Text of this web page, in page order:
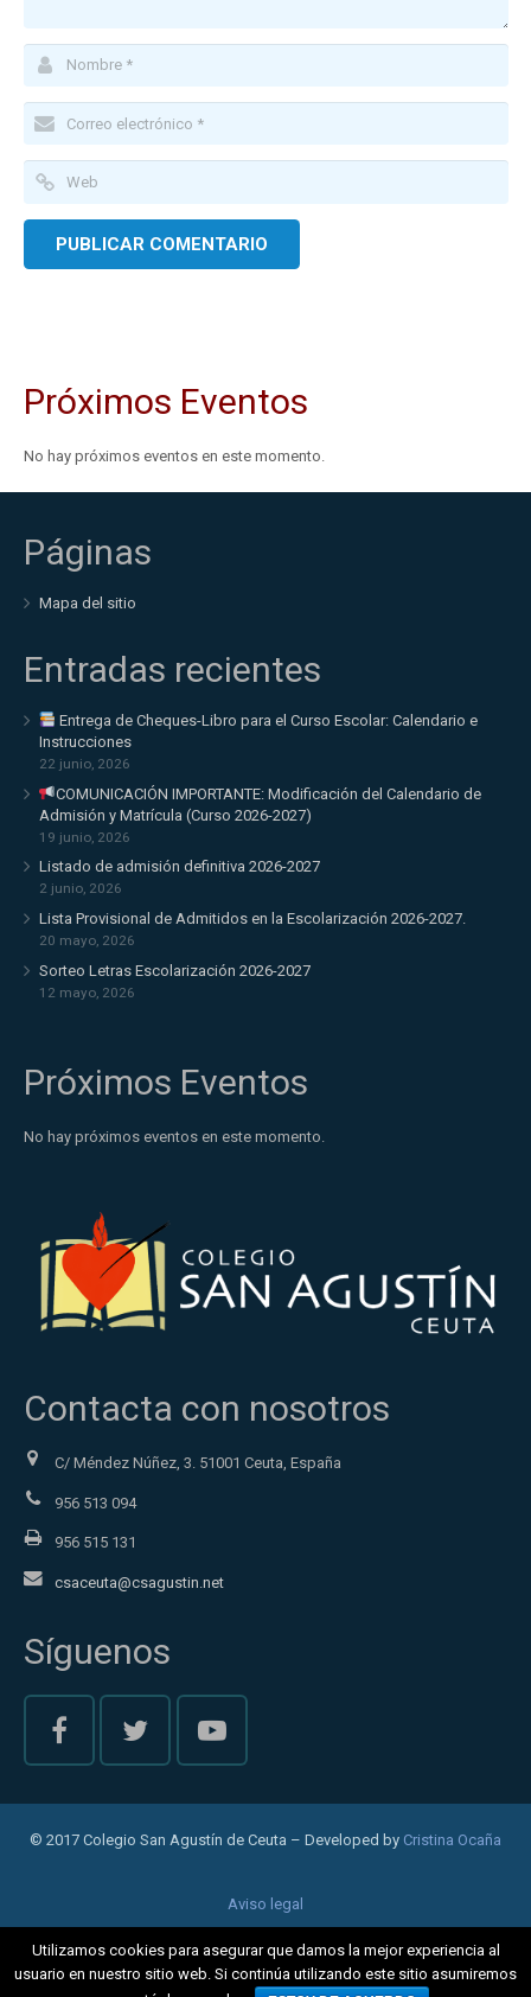
Próximos Eventos
No hay próximos eventos en este momento.
Páginas
Mapa del sitio
Entradas recientes
Entrega de Cheques-Libro para el Curso Escolar: Calendario e
Instrucciones
22 junio, 2026
COMUNICACIÓN IMPORTANTE: Modificación del Calendario de
Admisión y Matrícula (Curso 2026-2027)
19 junio, 2026
Listado de admisión definitiva 2026-2027
2 junio, 2026
Lista Provisional de Admitidos en la Escolarización 2026-2027.
20 mayo, 2026
Sorteo Letras Escolarización 2026-2027
12 mayo, 2026
Próximos Eventos
No hay próximos eventos en este momento.
Contacta con nosotros
C/ Méndez Núñez, 3. 51001 Ceuta, España
956 513 094
956 515 131
csaceuta@csagustin.net
Síguenos
© 2017 Colegio San Agustín de Ceuta – Developed by Cristina Ocaña
Aviso legal
Política de privacidad
Cookies
Utilizamos cookies para asegurar que damos la mejor experiencia al
usuario en nuestro sitio web. Si continúa utilizando este sitio asumiremos